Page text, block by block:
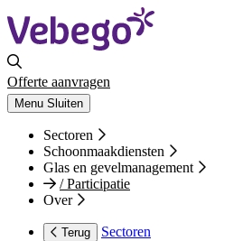
Offerte aanvragen
Menu Sluiten
Sectoren
Schoonmaakdiensten
Glas en gevelmanagement
/Participatie
Over
Terug
Sectoren